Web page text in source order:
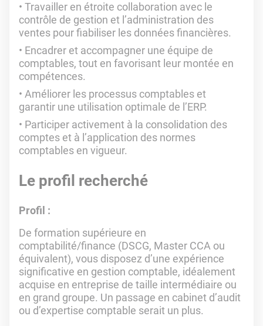
Travailler en étroite collaboration avec le
contrôle de gestion et l’administration des
ventes pour fiabiliser les données financières.
Encadrer et accompagner une équipe de
comptables, tout en favorisant leur montée en
compétences.
Améliorer les processus comptables et
garantir une utilisation optimale de l’ERP.
Participer activement à la consolidation des
comptes et à l’application des normes
comptables en vigueur.
Le profil recherché
Profil :
De formation supérieure en
comptabilité/finance (DSCG, Master CCA ou
équivalent), vous disposez d’une expérience
significative en gestion comptable, idéalement
acquise en entreprise de taille intermédiaire ou
en grand groupe. Un passage en cabinet d’audit
ou d’expertise comptable serait un plus.